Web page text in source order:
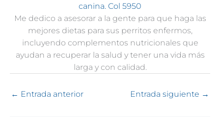
canina. Col 5950
Me dedico a asesorar a la gente para que haga las
mejores dietas para sus perritos enfermos,
incluyendo complementos nutricionales que
ayudan a recuperar la salud y tener una vida más
larga y con calidad.
← Entrada anterior Entrada siguiente →